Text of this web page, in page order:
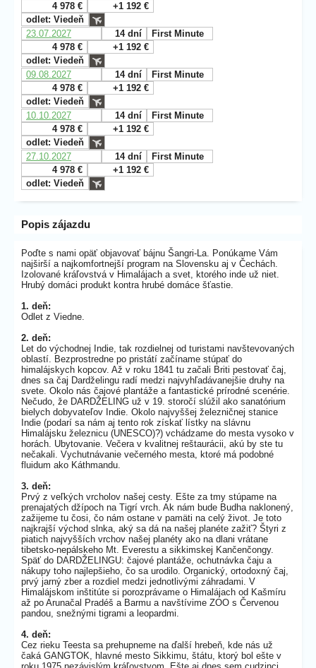
4 978 €
+1 192 €
odlet: Viedeň
23.07.2027
14 dní
First Minute
4 978 €
+1 192 €
odlet: Viedeň
09.08.2027
14 dní
First Minute
4 978 €
+1 192 €
odlet: Viedeň
10.10.2027
14 dní
First Minute
4 978 €
+1 192 €
odlet: Viedeň
27.10.2027
14 dní
First Minute
4 978 €
+1 192 €
odlet: Viedeň
Popis zájazdu
Poďte s nami opäť objavovať bájnu Šangri-La. Ponúkame Vám
najširší a najkomfortnejší program na Slovensku aj v Čechách.
Izolované kráľovstvá v Himalájach a svet, ktorého inde už niet.
Hrubý domáci produkt kontra hrubé domáce šťastie.
1. deň:
Odlet z Viedne.
2. deň:
Let do východnej Indie, tak rozdielnej od turistami navštevovaných
oblastí. Bezprostredne po pristátí začíname stúpať do
himalájskych kopcov. Až v roku 1841 tu začali Briti pestovať čaj,
dnes sa čaj Dardželingu radí medzi najvyhľadávanejšie druhy na
svete. Okolo nás čajové plantáže a fantastické prírodné scenérie.
Nečudo, že DARDŽELING už v 19. storočí slúžil ako sanatórium
bielych dobyvateľov Indie. Okolo najvyššej železničnej stanice
Indie (podarí sa nám aj tento rok získať lístky na slávnu
Himalájsku železnicu (UNESCO)?) vchádzame do mesta vysoko v
horách. Ubytovanie. Večera v kvalitnej reštaurácii, akú by ste tu
nečakali. Vychutnávanie večerného mesta, ktoré má podobné
fluidum ako Káthmandu.
3. deň:
Prvý z veľkých vrcholov našej cesty. Ešte za tmy stúpame na
prenajatých džípoch na Tigrí vrch. Ak nám bude Budha naklonený,
zažijeme tu čosi, čo nám ostane v pamäti na celý život. Je toto
najkrajší východ slnka, aký sa dá na našej planéte zažiť? Štyri z
piatich najvyšších vrchov našej planéty ako na dlani vrátane
tibetsko-nepálskeho Mt. Everestu a sikkimskej Kančenčongy.
Späť do DARDŽELINGU: čajové plantáže, ochutnávka čaju a
nákupy toho najlepšieho, čo sa urodilo. Organický, ortodoxný čaj,
prvý jarný zber a rozdiel medzi jednotlivými záhradami. V
Himalájskom inštitúte si porozprávame o Himalájach od Kašmíru
až po Arunačal Pradéš a Barmu a navštívime ZOO s Červenou
pandou, snežnými tigrami a leopardmi.
4. deň:
Cez rieku Teesta sa prehupneme na ďalší hrebeň, kde nás už
čaká GANGTOK, hlavné mesto Sikkimu, štátu, ktorý bol ešte v